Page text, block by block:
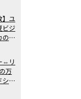
】ユ
ビジ
の透
⇔リ
万
シン